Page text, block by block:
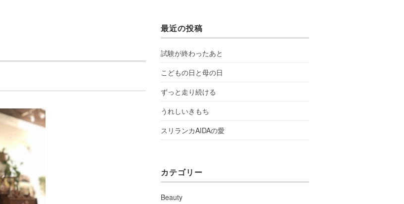
最近の投稿
試験が終わったあと
こどもの日と母の日
ずっと走り続ける
うれしいきもち
スリランカAIDAの愛
カテゴリー
Beauty